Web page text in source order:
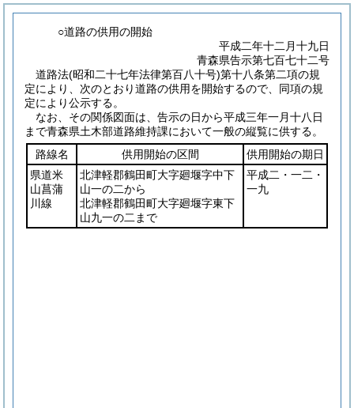
○道路の供用の開始
平成二年十二月十九日
青森県告示第七百七十二号
道路法(昭和二十七年法律第百八十号)第十八条第二項の規
定により、次のとおり道路の供用を開始するので、同項の規
定により公示する。
なお、その関係図面は、告示の日から平成三年一月十八日
まで青森県土木部道路維持課において一般の縦覧に供する。
路線名
供用開始の区間
供用開始の期日
県道米
山菖蒲
川線
北津軽郡鶴田町大字廻堰字中下
山一の二から
北津軽郡鶴田町大字廻堰字東下
山九一の二まで
平成二・一二・
一九